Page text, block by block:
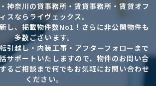
神奈川の貸事務所・賃貸事務所・賃貸オフ
ィスならライヴェックス。
し、掲載物件数No1！さらに非公開物件も
多数ございます。
引越し・内装工事・アフターフォローまで
サポートいたしますので、物件のお問い合
るご相談まで何でもお気軽にお問い合わせ
ください。